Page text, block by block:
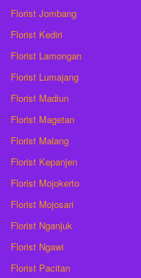
Florist Jombang
Florist Kediri
Florist Lamongan
Florist Lumajang
Florist Madiun
Florist Magetan
Florist Malang
Florist Kepanjen
Florist Mojokerto
Florist Mojosari
Florist Nganjuk
Florist Ngawi
Florist Pacitan